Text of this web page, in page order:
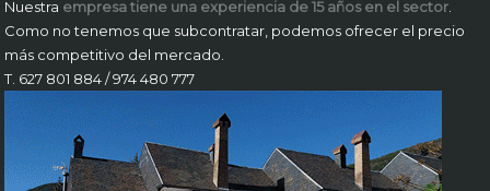
Nuestra empresa tiene una experiencia de 15 años en el sector
Como no tenemos que subcontratar, podemos ofrecer el precio
más competitivo del mercado.
T. 627 801 884 / 974 480 777